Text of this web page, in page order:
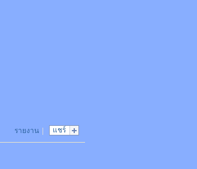
แชร์
รายงาน